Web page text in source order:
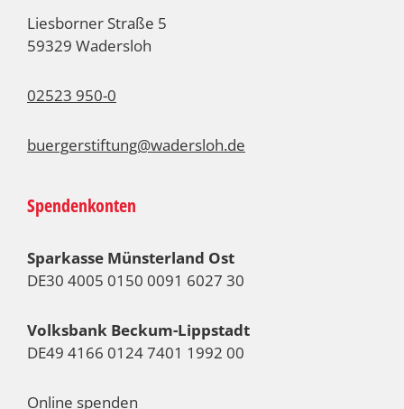
Liesborner Straße 5
59329 Wadersloh
02523 950-0
buergerstiftung@wadersloh.de
Spendenkonten
Sparkasse Münsterland Ost
DE30 4005 0150 0091 6027 30
Volksbank Beckum-Lippstadt
DE49 4166 0124 7401 1992 00
Online spenden